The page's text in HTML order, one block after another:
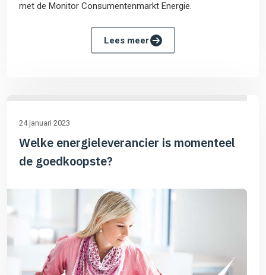
met de Monitor Consumentenmarkt Energie.
Lees meer
24 januari 2023
Welke energieleverancier is momenteel
de goedkoopste?